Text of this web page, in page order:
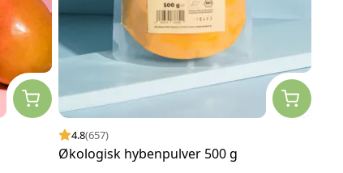
4.8(657)
Økologisk hybenpulver 500 g